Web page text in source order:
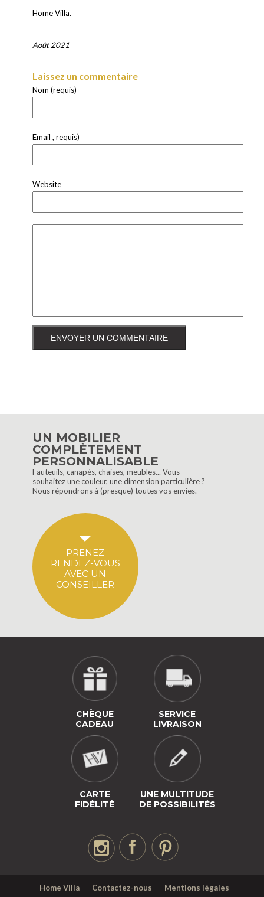
Home Villa.
Août 2021
Laissez un commentaire
Nom (requis)
Email , requis)
Website
UN MOBILIER
COMPLÈTEMENT
PERSONNALISABLE
Fauteuils, canapés, chaises, meubles... Vous
souhaitez une couleur, une dimension particulière ?
Nous répondrons à (presque) toutes vos envies.
PRENEZ
RENDEZ-VOUS
AVEC UN
CONSEILLER
CHÈQUE
CADEAU
SERVICE
LIVRAISON
CARTE
FIDÉLITÉ
UNE MULTITUDE
DE POSSIBILITÉS
Home Villa Contactez-nous Mentions légales